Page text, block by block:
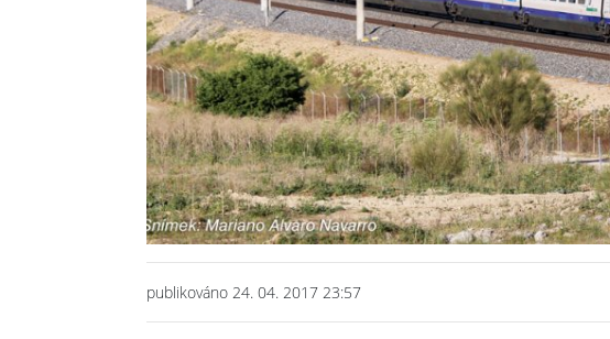
publikováno 24. 04. 2017 23:57